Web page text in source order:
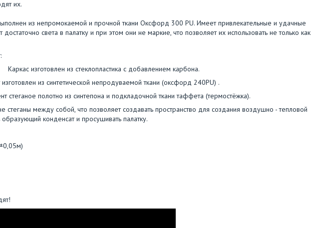
их.
из непромокаемой и прочной ткани Оксфорд 300 PU. Имеет привлекательные и удачные
света в палатку и при этом они не маркие, что позволяет их использовать не только как
Каркас изготовлен из cтеклопластика с добавлением карбона.
изготовлен из синтетической непродуваемой ткани (оксфорд 240PU) .
стеганое полотно из синтепона и подкладочной ткани таффета (термостëжка).
между собой, что позволяет создавать пространство для создания воздушно - тепловой
конденсат и просушивать палатку.